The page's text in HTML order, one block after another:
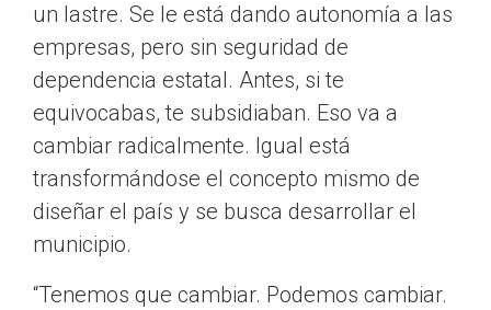
un lastre. Se le está dando autonomía a las
empresas, pero sin seguridad de
dependencia estatal. Antes, si te
equivocabas, te subsidiaban. Eso va a
cambiar radicalmente. Igual está
transformándose el concepto mismo de
diseñar el país y se busca desarrollar el
municipio.
“Tenemos que cambiar. Podemos cambiar.